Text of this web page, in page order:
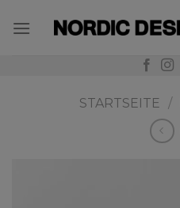
STARTSEITE /